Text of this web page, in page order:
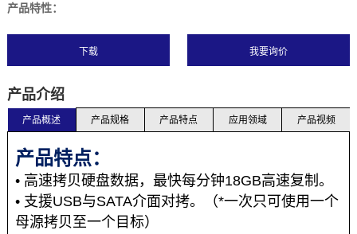
产品特性：
下载
产品介绍
产品概述 产品规格 产品特点 应用领域 产品视频
产品特点：
• 高速拷贝硬盘数据，最快每分钟18GB高速复制。
• 支援USB与SATA介面对拷。（*一次只可使用一个
母源拷贝至一个目标）